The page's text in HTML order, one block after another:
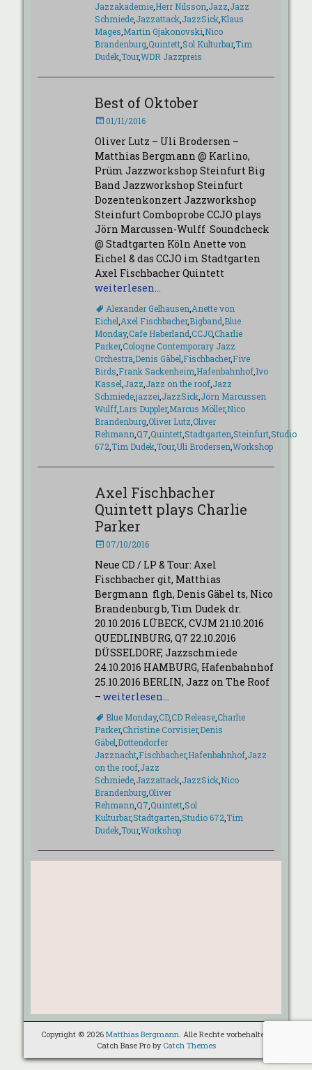
Jazzakademie, Herr Nilsson Jazz Jazz
Schmiede, Jazzattack, JazzSick, Klaus
Mages Martin Gjakonovski Nico
Brandenburg,Quintett,Sol Kulturbar,Tim
Dudek,Tour,WDR Jazzpreis
Best of Oktober
Veröffentlicht
01/11/2016
Oliver Lutz – Uli Brodersen –
Matthias Bergmann @ Karlino,
Prüm Jazzworkshop Steinfurt Big
Band Jazzworkshop Steinfurt
Dozentenkonzert Jazzworkshop
Steinfurt Comboprobe CCJO plays
Jörn Marcussen-Wulff Soundcheck
@ Stadtgarten Köln Anette von
Eichel & das CCJO im Stadtgarten
Axel Fischbacher Quintett
weiterlesen…
Schlagworte
Alexander Gelhausen Anette von
Eichel Axel Fischbacher,Bigband Blue
Monday,Cafe Haberland CCJO,Charlie
Parker,Cologne Contemporary Jazz
Orchestra Denis Gäbel Fischbacher,Five
Birds Frank Sackenheim Hafenbahnhof, Ivo
Kassel Jazz Jazz on the roof, Jazz
Schmiede,jazzei JazzSick, Jörn Marcussen
Wulff, Lars Duppler,Marcus Möller,Nico
Brandenburg,Oliver Lutz Oliver
Rehmann Q7 Quintett,Stadtgarten Steinfurt,Studio
672,Tim Dudek,Tour,Uli Brodersen Workshop
Axel Fischbacher
Quintett plays Charlie
Parker
Veröffentlicht
07/10/2016
Neue CD / LP & Tour: Axel
Fischbacher git, Matthias
Bergmann flgh, Denis Gäbel ts, Nico
Brandenburg b, Tim Dudek dr.
20.10.2016 LÜBECK, CVJM 21.10.2016
QUEDLINBURG, Q7 22.10.2016
DÜSSELDORF, Jazzschmiede
24.10.2016 HAMBURG, Hafenbahnhof
25.10.2016 BERLIN, Jazz on The Roof
– weiterlesen…
Schlagworte
Blue Monday,CD,CD Release,Charlie
Parker,Christine Corvisier,Denis
Gäbel Dottendorfer
Jazznacht, Fischbacher,Hafenbahnhof, Jazz
on the roof, Jazz
Schmiede, Jazzattack, JazzSick, Nico
Brandenburg,Oliver
Rehmann Q7 Quintett,Sol
Kulturbar,Stadtgarten Studio 672,Tim
Dudek,Tour,Workshop
Copyright © 2026 Matthias Bergmann. Alle Rechte vorbehalten.
Catch Base Pro by Catch Themes